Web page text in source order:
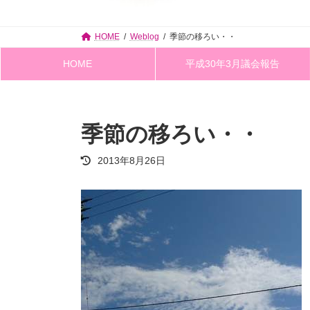
HOME Weblog 季節の移ろい・・
HOME 平成30年3月議会報告
季節の移ろい・・
最
時
:
2013年8月26日